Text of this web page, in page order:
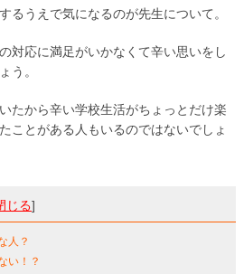
るうえで気になるのが先生について。
対応に満足がいかなくて辛い思いをし
う。
たから辛い学校生活がちょっとだけ楽
ことがある人もいるのではないでしょ
じる]
人？
い！？